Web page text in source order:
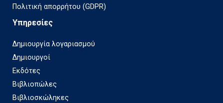
Πολιτική απορρήτου (GDPR)
Υπηρεσίες
Δημιουργία λογαριασμού
Δημιουργοί
Εκδότες
Βιβλιοπώλες
Βιβλιοσκώληκες